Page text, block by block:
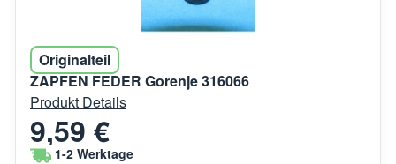
Originalteil
ZAPFEN FEDER Gorenje 316066
Produkt Details
9,59 €
1-2 Werktage